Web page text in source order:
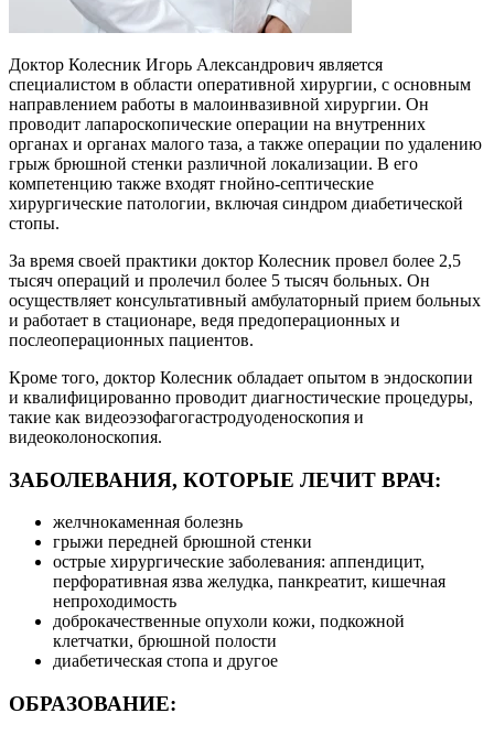
Доктор Колесник Игорь Александрович является
специалистом в области оперативной хирургии, с основным
направлением работы в малоинвазивной хирургии. Он
проводит лапароскопические операции на внутренних
органах и органах малого таза, а также операции по удалению
грыж брюшной стенки различной локализации. В его
компетенцию также входят гнойно-септические
хирургические патологии, включая синдром диабетической
стопы.
За время своей практики доктор Колесник провел более 2,5
тысяч операций и пролечил более 5 тысяч больных. Он
осуществляет консультативный амбулаторный прием больных
и работает в стационаре, ведя предоперационных и
послеоперационных пациентов.
Кроме того, доктор Колесник обладает опытом в эндоскопии
и квалифицированно проводит диагностические процедуры,
такие как видеоэзофагогастродуоденоскопия и
видеоколоноскопия.
ЗАБОЛЕВАНИЯ, КОТОРЫЕ ЛЕЧИТ ВРАЧ:
желчнокаменная болезнь
грыжи передней брюшной стенки
острые хирургические заболевания: аппендицит,
перфоративная язва желудка, панкреатит, кишечная
непроходимость
доброкачественные опухоли кожи, подкожной
клетчатки, брюшной полости
диабетическая стопа и другое
ОБРАЗОВАНИЕ: